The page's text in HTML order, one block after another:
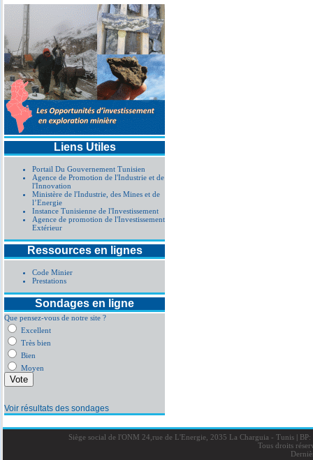
Liens Utiles
Portail Du Gouvernement Tunisien
Agence de Promotion de l'Industrie et de
l'Innovation
Ministère de l'Industrie, des Mines et de
l’Energie
Instance Tunisienne de l'Investissement
Agence de promotion de l'Investissement
Extérieur
Ressources en lignes
Code Minier
Prestations
Sondages en ligne
Que pensez-vous de notre site ?
Excellent
Très bien
Bien
Moyen
Voir résultats des sondages
Siège social de l'ONM 24,rue de L'Energie, 2035 La Charguia - Tunis |BP:
Tous droits